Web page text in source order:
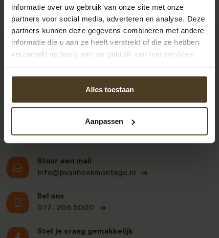
informatie over uw gebruik van onze site met onze
partners voor social media, adverteren en analyse. Deze
partners kunnen deze gegevens combineren met andere
informatie die u aan ze heeft verstrekt of die ze hebben
verzameld op basis van uw gebruik van hun services.
Alles toestaan
Aanpassen
Stuur een mail
info@pvanhoekmontage.nl
Bel ons
077- 206 5000
Stel je vraag gemakkelijk
9
ons een: 9 uit de 930